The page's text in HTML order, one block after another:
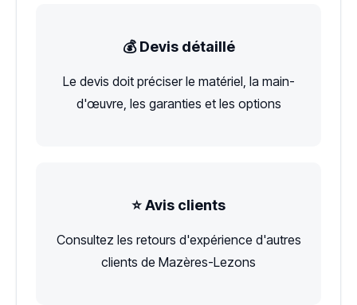
💰 Devis détaillé
Le devis doit préciser le matériel, la main-
d'œuvre, les garanties et les options
⭐ Avis clients
Consultez les retours d'expérience d'autres
clients de Mazères-Lezons